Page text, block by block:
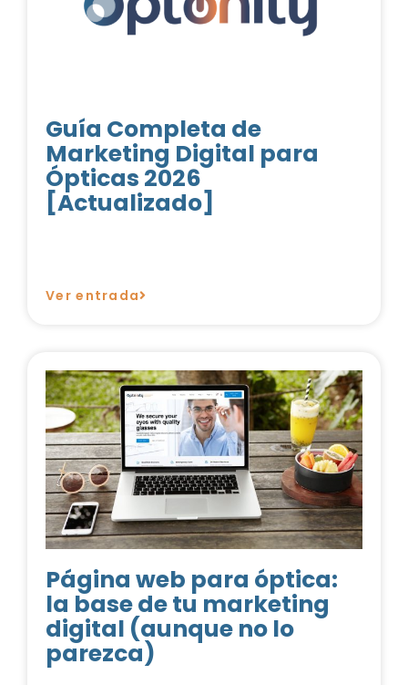
Guía Completa de
Marketing Digital para
Ópticas 2026
[Actualizado]
Ver entrada
Página web para óptica:
la base de tu marketing
digital (aunque no lo
parezca)